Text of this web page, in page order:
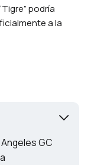
podría
a la
GC